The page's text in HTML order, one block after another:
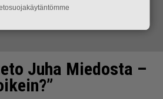
Juha Miedosta –